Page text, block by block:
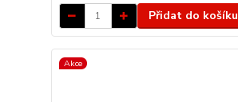
Přidat do košíku
Akce